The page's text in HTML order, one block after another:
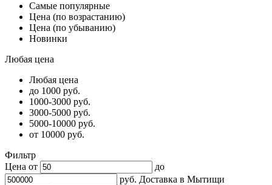
Самые популярные
Цена (по возрастанию)
Цена (по убыванию)
Новинки
Любая цена
Любая цена
до 1000 руб.
1000-3000 руб.
3000-5000 руб.
5000-10000 руб.
от 10000 руб.
Фильтр
Цена от
до
руб. Доставка в Мытищи